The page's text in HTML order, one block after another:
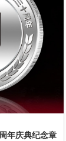
年庆典纪念章